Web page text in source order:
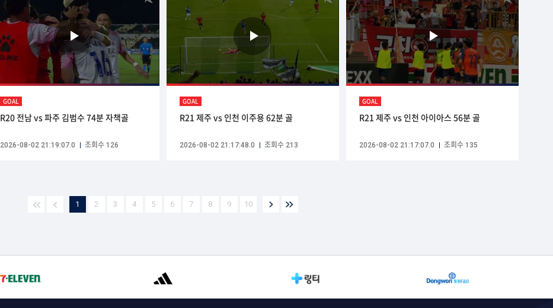
GOAL
R20 전남 vs 파주 김범수 74분 자책골
2026-08-02 21:19:07.0 조회수 126
GOAL
R21 제주 vs 인천 이주용 62분 골
2026-08-02 21:17:48.0 조회수 213
GOAL
R21 제주 vs 인천 아이아스 56분 골
2026-08-02 21:17:07.0 조회수 135
1 2 3 4 5 6 7 8 9 10